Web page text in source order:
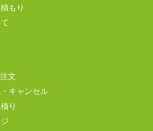
もり
文
キャンセル
り